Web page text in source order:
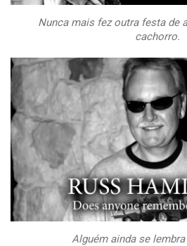
Nunca mais fez outra festa de
cachorro.
Alguém ainda se